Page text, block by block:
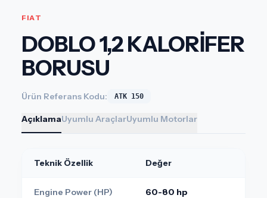
FIAT
DOBLO 1,2 KALORİFER
BORUSU
Ürün Referans Kodu: ATK 150
AçıklamaUyumlu AraçlarUyumlu Motorlar
Teknik Özellik Değer
Engine Power (HP) 60-80 hp